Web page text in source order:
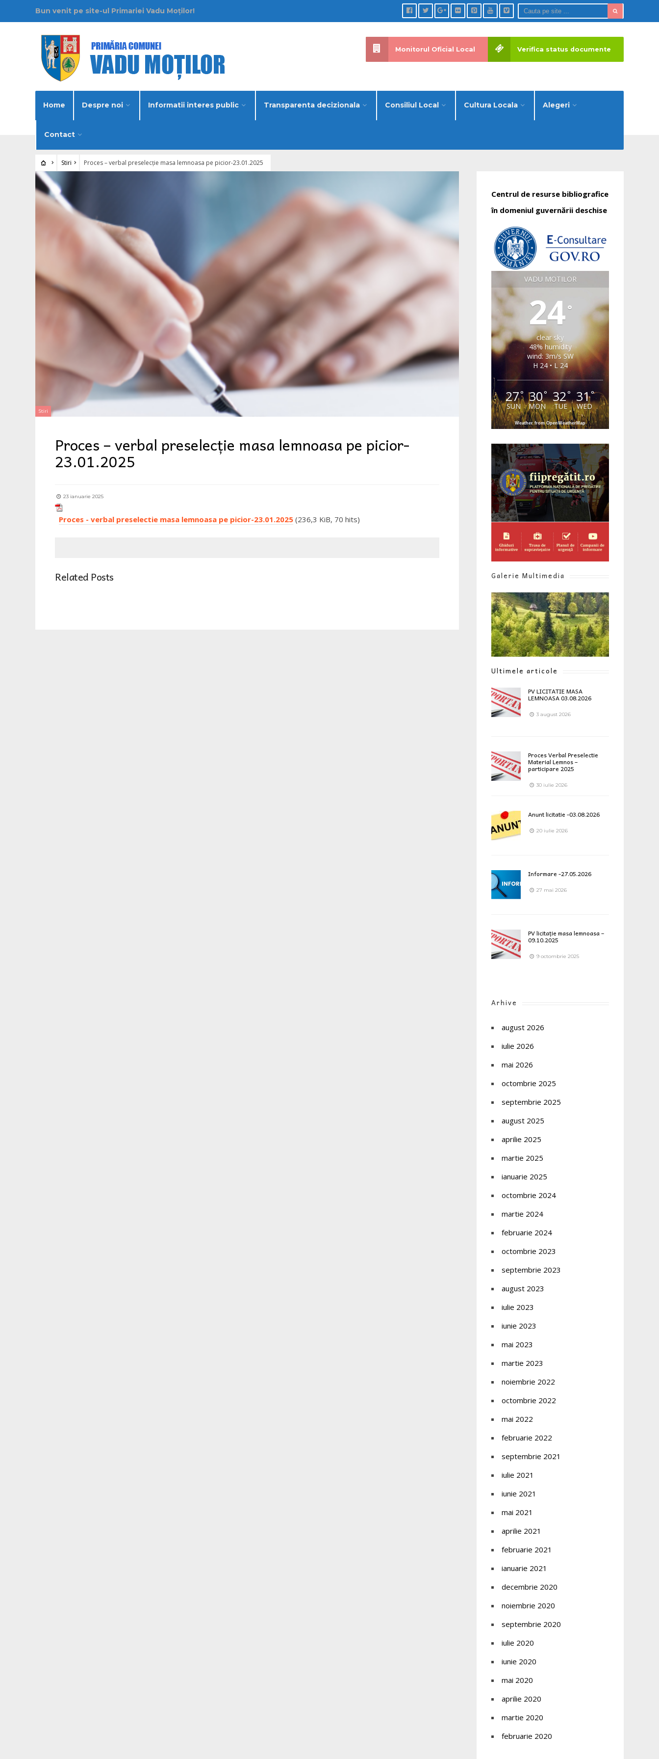
Bun venit pe site-ul Primariei Vadu Moților!
Home Despre noi Informatii interes public Transparenta decizionala Consiliul Local Cultura Locala Alegeri
Contact
Monitorul Oficial Local Verifica status documente
Stiri Proces – verbal preselecție masa lemnoasa pe picior-23.01.2025
Stiri
Proces – verbal preselecție masa lemnoasa pe picior-
23.01.2025
23 ianuarie 2025
Proces - verbal preselectie masa lemnoasa pe picior-23.01.2025 (236,3 KiB, 70 hits)
Related Posts
Centrul de resurse bibliografice
în domeniul guvernării deschise
VADU MOTILOR
24°
clear sky
48% humidity
wind: 3m/s SW
H 24 • L 24
27°
SUN
30°
MON
32°
TUE
31°
WED
Weather from OpenWeatherMap
Galerie Multimedia
Ultimele articole
PV LICITATIE MASA
LEMNOASA 03.08.2026
3 august 2026
Proces Verbal Preselectie
Material Lemnos –
participare 2025
30 iulie 2026
Anunt licitatie -03.08.2026
20 iulie 2026
Informare -27.05.2026
27 mai 2026
PV licitație masa lemnoasa –
09.10.2025
9 octombrie 2025
Arhive
august 2026
iulie 2026
mai 2026
octombrie 2025
septembrie 2025
august 2025
aprilie 2025
martie 2025
ianuarie 2025
octombrie 2024
martie 2024
februarie 2024
octombrie 2023
septembrie 2023
august 2023
iulie 2023
iunie 2023
mai 2023
martie 2023
noiembrie 2022
octombrie 2022
mai 2022
februarie 2022
septembrie 2021
iulie 2021
iunie 2021
mai 2021
aprilie 2021
februarie 2021
ianuarie 2021
decembrie 2020
noiembrie 2020
septembrie 2020
iulie 2020
iunie 2020
mai 2020
aprilie 2020
martie 2020
februarie 2020